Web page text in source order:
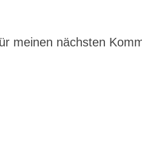
meinen nächsten